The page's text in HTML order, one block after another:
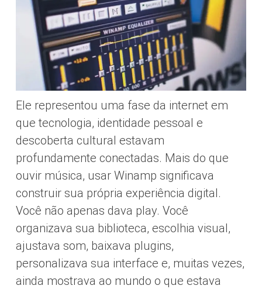
Ele representou uma fase da internet em
que tecnologia, identidade pessoal e
descoberta cultural estavam
profundamente conectadas. Mais do que
ouvir música, usar Winamp significava
construir sua própria experiência digital.
Você não apenas dava play. Você
organizava sua biblioteca, escolhia visual,
ajustava som, baixava plugins,
personalizava sua interface e, muitas vezes,
ainda mostrava ao mundo o que estava